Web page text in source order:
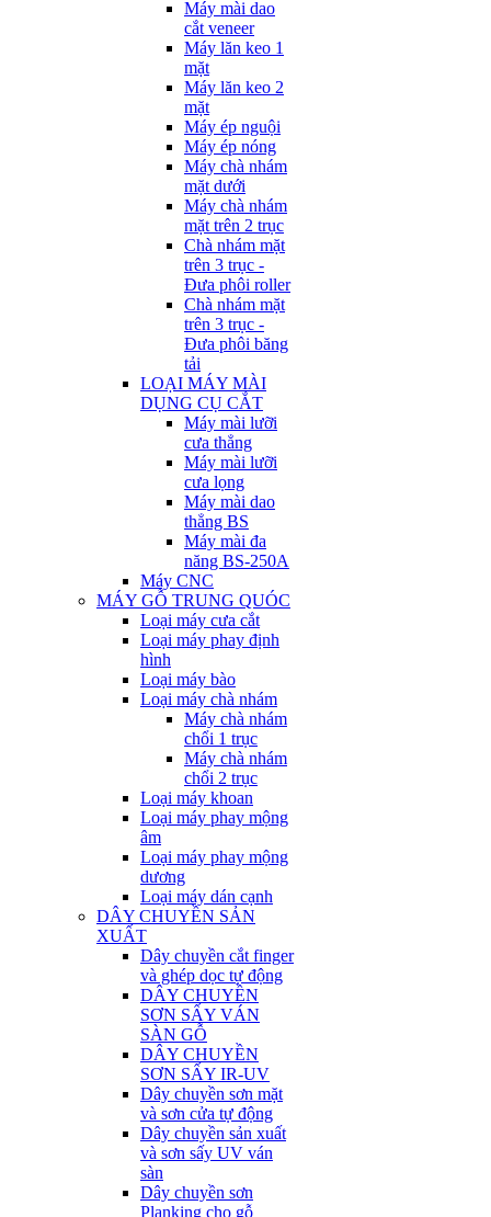
Máy mài dao
cắt veneer
Máy lăn keo 1
mặt
Máy lăn keo 2
mặt
Máy ép nguội
Máy ép nóng
Máy chà nhám
mặt dưới
Máy chà nhám
mặt trên 2 trục
Chà nhám mặt
trên 3 trục -
Đưa phôi roller
Chà nhám mặt
trên 3 trục -
Đưa phôi băng
tải
LOẠI MÁY MÀI
DỤNG CỤ CẮT
Máy mài lưỡi
cưa thẳng
Máy mài lưỡi
cưa lọng
Máy mài dao
thẳng BS
Máy mài đa
năng BS-250A
Máy CNC
MÁY GỖ TRUNG QUÓC
Loại máy cưa cắt
Loại máy phay định
hình
Loại máy bào
Loại máy chà nhám
Máy chà nhám
chổi 1 trục
Máy chà nhám
chổi 2 trục
Loại máy khoan
Loại máy phay mộng
âm
Loại máy phay mộng
dương
Loại máy dán cạnh
DÂY CHUYỀN SẢN
XUẤT
Dây chuyền cắt finger
và ghép dọc tự động
DÂY CHUYỀN
SƠN SẤY VÁN
SÀN GỖ
DÂY CHUYỀN
SƠN SẤY IR-UV
Dây chuyền sơn mặt
và sơn cửa tự động
Dây chuyền sản xuất
và sơn sấy UV ván
sàn
Dây chuyền sơn
Planking cho gỗ